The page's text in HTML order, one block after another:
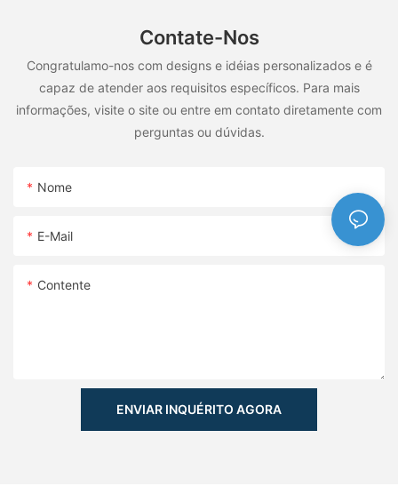
Contate-Nos
Congratulamo-nos com designs e idéias personalizados e é
capaz de atender aos requisitos específicos. Para mais
informações, visite o site ou entre em contato diretamente com
perguntas ou dúvidas.
Nome
E-Mail
Contente
ENVIAR INQUÉRITO AGORA